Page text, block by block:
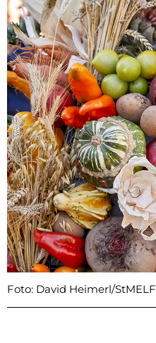
Foto: David Heimerl/StMELF